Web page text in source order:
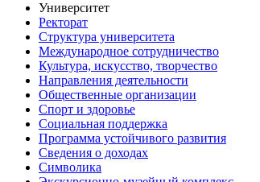
Университет
Ректорат
Структура университета
Международное сотрудничество
Культура, искусство, творчество
Направления деятельности
Общественные организации
Спорт и здоровье
Социальная поддержка
Программа устойчивого развития
Сведения о доходах
Символика